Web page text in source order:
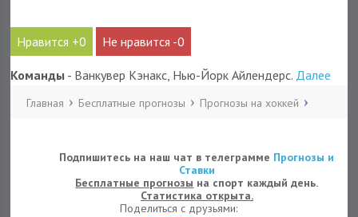
0 0
Команды - Ванкувер Кэнакс, Нью-Йорк Айлендерс. Далее
Главная Бесплатные прогнозы Прогнозы на хоккей
Подпишитесь на наш чат в телеграмме Прогнозы и
Ставки
Бесплатные прогнозы на спорт каждый день.
Статистика открыта.
Поделиться с друзьями: